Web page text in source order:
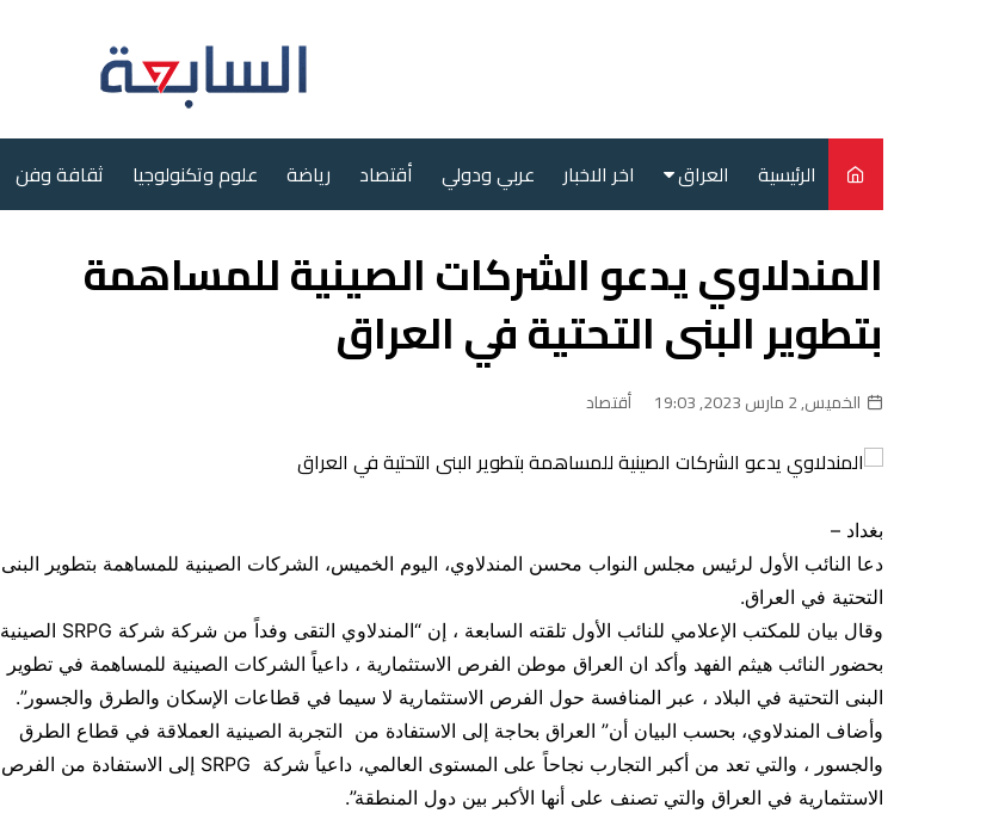
الرئيسية العراق
سياسة
محليات
اخر الاخبار عربي ودولي أقتصاد رياضة علوم وتكنولوجيا ثقافة وفن
المندلاوي يدعو الشركات الصينية للمساهمة
بتطوير البنى التحتية في العراق
الخميس, 2 مارس 2023, 19:03 أقتصاد
بغداد –
دعا النائب الأول لرئيس مجلس النواب محسن المندلاوي، اليوم الخميس، الشركات الصينية للمساهمة بتطوير البنى
التحتية في العراق.
وقال بيان للمكتب الإعلامي للنائب الأول تلقته السابعة ، إن “المندلاوي التقى وفداً من شركة شركة SRPG الصينية
بحضور النائب هيثم الفهد وأكد ان العراق موطن الفرص الاستثمارية ، داعياً الشركات الصينية للمساهمة في تطوير
البنى التحتية في البلاد ، عبر المنافسة حول الفرص الاستثمارية لا سيما في قطاعات الإسكان والطرق والجسور”.
وأضاف المندلاوي، بحسب البيان أن” العراق بحاجة إلى الاستفادة من التجربة الصينية العملاقة في قطاع الطرق
والجسور ، والتي تعد من أكبر التجارب نجاحاً على المستوى العالمي، داعياً شركة SRPG إلى الاستفادة من الفرص
الاستثمارية في العراق والتي تصنف على أنها الأكبر بين دول المنطقة”.